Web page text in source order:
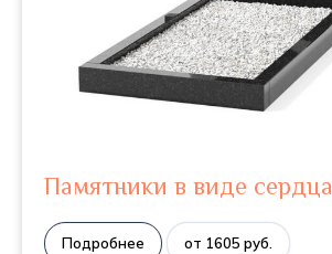
Памятники в виде сердца
Подробнее от 1605 руб.